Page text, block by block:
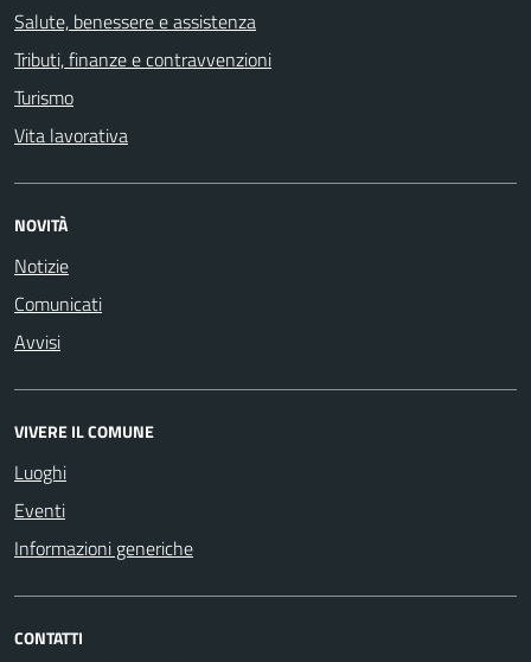
Salute, benessere e assistenza
Tributi, finanze e contravvenzioni
Turismo
Vita lavorativa
NOVITÀ
Notizie
Comunicati
Avvisi
VIVERE IL COMUNE
Luoghi
Eventi
Informazioni generiche
CONTATTI